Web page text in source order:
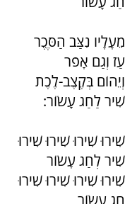
מֵעָלָיו נִצַּב הַסֶּכֶר
עַז וְגַם אָפֹר
וְיֵהוֹם בְּקֶצֶב-לֶכֶת
שִׁיר לַחַג עָשׂוֹר:
שִׁירוּ שִׁירוּ שִׁירוּ שִׁירוּ
שִׁיר לְחַג עָשׂוֹר
שִׁירוּ שִׁירוּ שִׁירוּ שִׁירוּ